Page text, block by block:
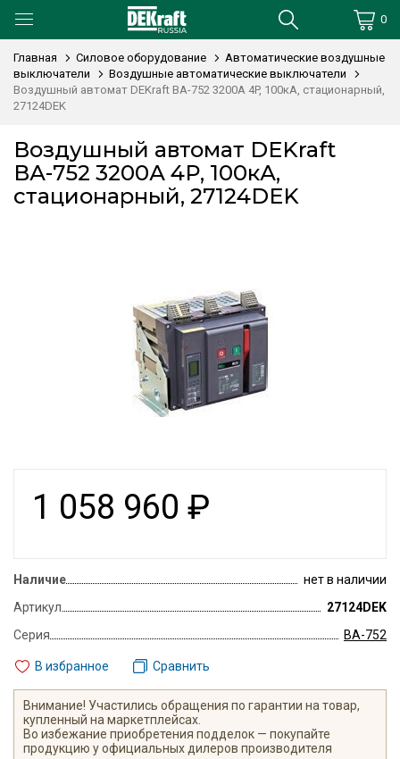
0
Главная Силовое оборудование
Автоматические воздушные
выключатели
Воздушные автоматические выключатели
Воздушный автомат DEKraft ВА-752 3200А 4P, 100кА, стационарный,
27124DEK
Воздушный автомат DEKraft
ВА-752 3200А 4P, 100кА,
стационарный, 27124DEK
1 058 960 ₽
Наличие
нет в наличии
Артикул
27124DEK
Серия
ВА-752
В избранное Сравнить
Внимание! Участились обращения по гарантии на товар,
купленный на маркетплейсах.
Во избежание приобретения подделок — покупайте
продукцию у официальных дилеров производителя